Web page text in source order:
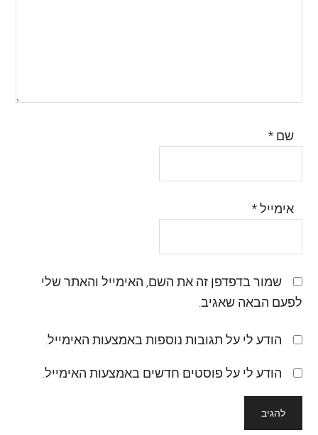
שם*
אימייל*
שמור בדפדפן זה את השם, האימייל והאתר שלי
לפעם הבאה שאגיב.
הודע לי על תגובות נוספות באמצעות האימייל.
הודע לי על פוסטים חדשים באמצעות האימייל.